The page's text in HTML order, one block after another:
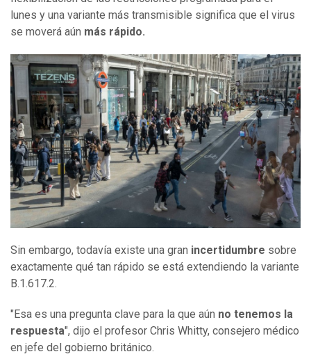
lunes y una variante más transmisible significa que el virus
se moverá aún más rápido.
Sin embargo, todavía existe una gran incertidumbre sobre
exactamente qué tan rápido se está extendiendo la variante
B.1.617.2.
"Esa es una pregunta clave para la que aún no tenemos la
respuesta", dijo el profesor Chris Whitty, consejero médico
en jefe del gobierno británico.